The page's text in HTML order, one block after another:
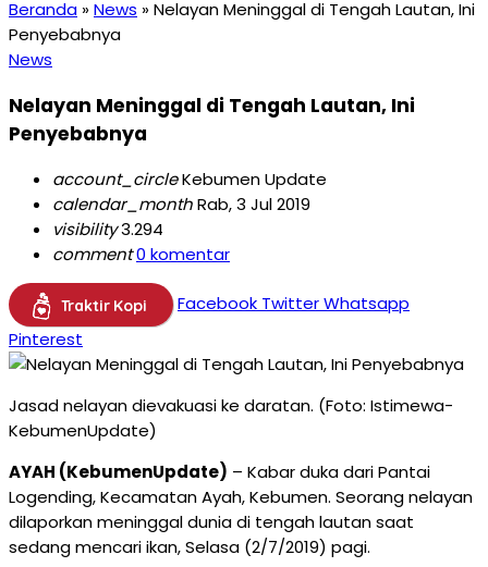
Beranda »News »Nelayan Meninggal di Tengah Lautan, Ini
Penyebabnya
News
Nelayan Meninggal di Tengah Lautan, Ini
Penyebabnya
account_circleKebumen Update
calendar_monthRab, 3 Jul 2019
visibility3.294
comment0 komentar
Traktir Kopi Facebook TwitterWhatsapp
Pinterest
Jasad nelayan dievakuasi ke daratan. (Foto: Istimewa-
KebumenUpdate)
AYAH (KebumenUpdate) – Kabar duka dari Pantai
Logending, Kecamatan Ayah, Kebumen. Seorang nelayan
dilaporkan meninggal dunia di tengah lautan saat
sedang mencari ikan, Selasa (2/7/2019) pagi.